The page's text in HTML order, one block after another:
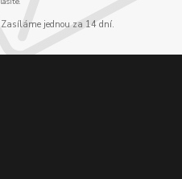
jednou za 14 dní.